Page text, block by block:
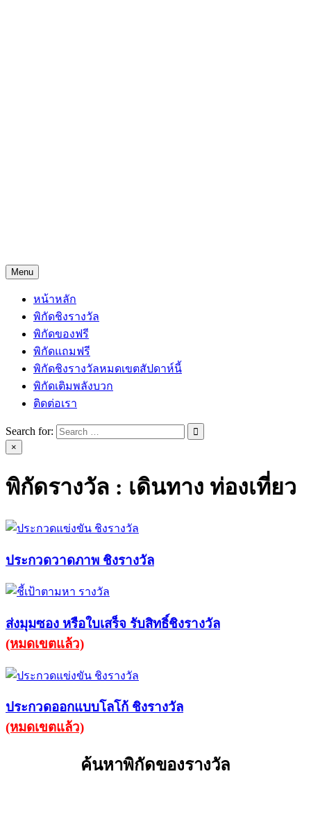
Menu
หน้าหลัก
พิกัดชิงรางวัล
พิกัดของฟรี
พิกัดแถมฟรี
พิกัดชิงรางวัลหมดเขตสัปดาห์นี้
พิกัดเติมพลังบวก
ติดต่อเรา
Search for:
×
พิกัดรางวัล : เดินทาง ท่องเที่ยว
ประกวดวาดภาพ ชิงรางวัล
ส่งมุมซอง หรือใบเสร็จ รับสิทธิ์ชิงรางวัล
(หมดเขตแล้ว)
ประกวดออกแบบโลโก้ ชิงรางวัล
(หมดเขตแล้ว)
ค้นหาพิกัดของรางวัล